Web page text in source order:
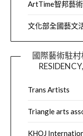
ArtTime智邦藝
文化部全國藝文
國際藝術駐
Trans Artists
Triangle arts
KHOJ